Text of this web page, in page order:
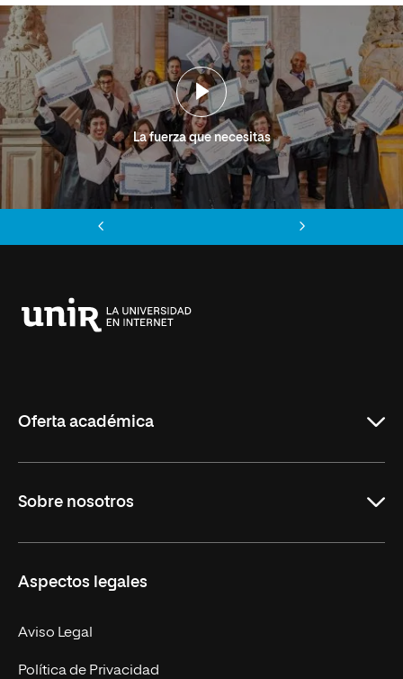
La fuerza que necesitas
Oferta académica
Másteres Oficiales
Doctorados
Experto Universitario
Postgrados
Sobre nosotros
Facultades
Nuestro Equipo
Trabaja en UNIR
Aspectos legales
Aviso Legal
Política de Privacidad